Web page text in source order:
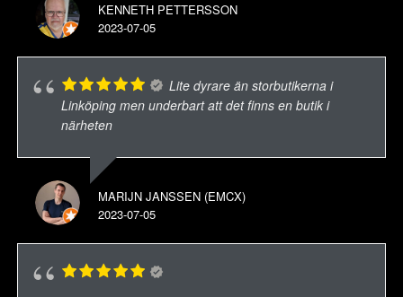
KENNETH PETTERSSON
2023-07-05
Lite dyrare än storbutikerna i
Linköping men underbart att det finns en butik i
närheten
MARIJN JANSSEN (EMCX)
2023-07-05